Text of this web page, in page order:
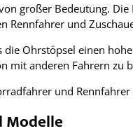
großer Bedeutung.
Rennfahrer und
die Ohrstöpsel einen
mit anderen Fahrern zu
und
Modelle